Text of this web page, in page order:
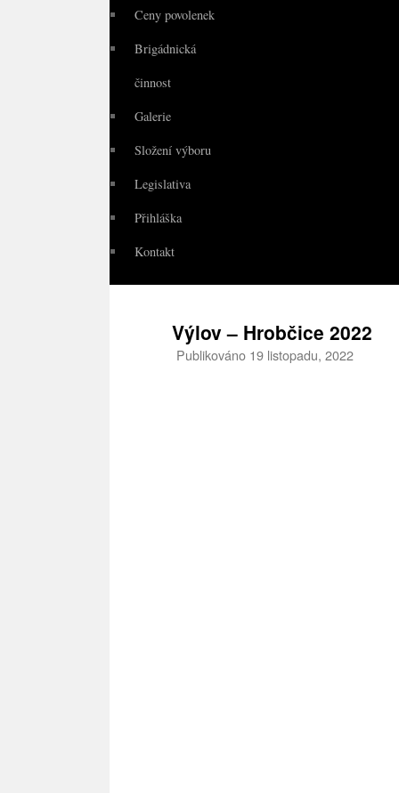
Ceny povolenek
Brigádnická
činnost
Galerie
Složení výboru
Legislativa
Přihláška
Kontakt
Výlov – Hrobčice 2022
Publikováno 19 listopadu, 2022